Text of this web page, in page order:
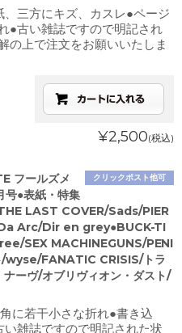
、三方にキズ、カスレ●ページ
●古い雑誌ですので明記され
の上で注文をお願いいたしま
¥2,500(税込)
クリックポスト他可
フールズメ
号●表紙・特集
LAST COVER/Sads/PIER
Arc/Dir en grey●BUCK-TI
SEX MACHINEGUNS/PENI
FANATIC CRISIS/トラ
ナーヴ/オブリヴィオン・ダスト/
に若干小さな折れ●書き込
雑誌ですので明記された状